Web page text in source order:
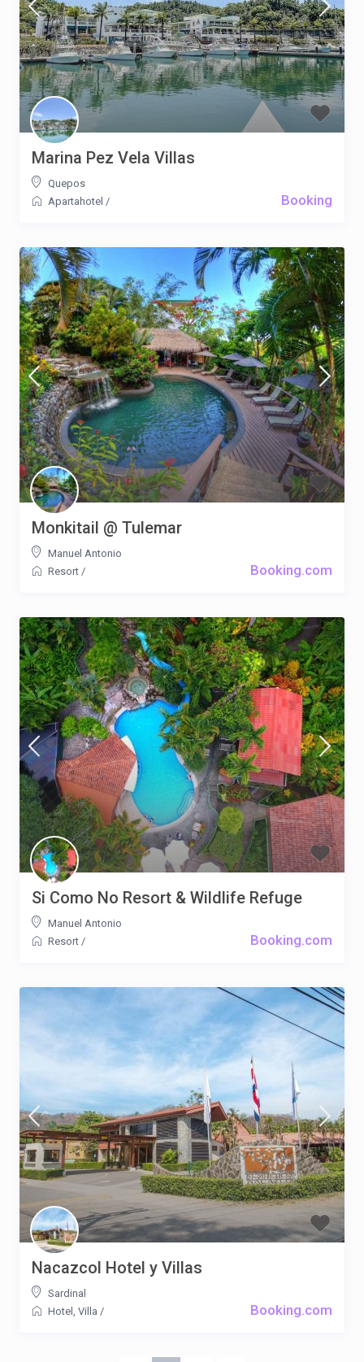
Booking
Marina Pez Vela Villas
Quepos
Apartahotel /
Booking.com
Monkitail @ Tulemar
Manuel Antonio
Resort /
Booking.com
Si Como No Resort & Wildlife Refuge
Manuel Antonio
Resort /
Booking.com
Nacazcol Hotel y Villas
Sardinal
Hotel , Villa /